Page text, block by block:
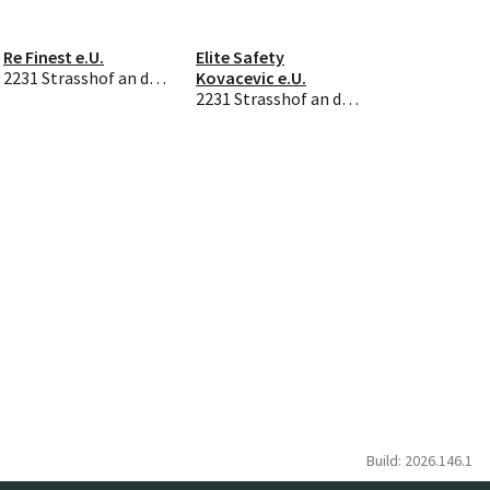
Re Finest e.U.
2231 Strasshof an der Nordbahn
Elite Safety
Kovacevic e.U.
2231 Strasshof an der Nordbahn
Build: 2026.146.1